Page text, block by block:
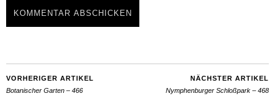
VORHERIGER ARTIKEL
Botanischer Garten – 466
NÄCHSTER ARTIKEL
Nymphenburger Schloßpark – 468